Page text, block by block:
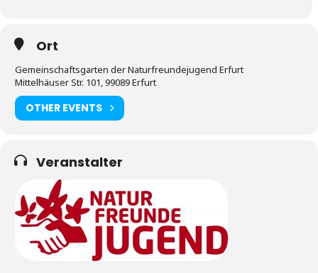
Ort
Gemeinschaftsgarten der Naturfreundejugend Erfurt
Mittelhäuser Str. 101, 99089 Erfurt
OTHER EVENTS
Veranstalter